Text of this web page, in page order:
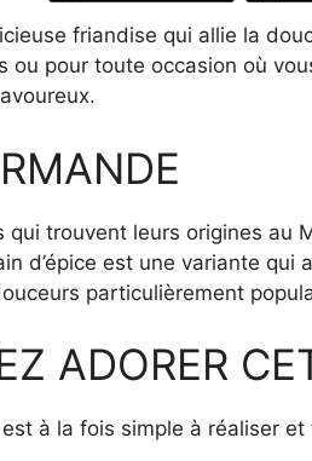
friandise qui allie la
pour toute occasion où
trouvent leurs origines au
d’épice est une variante
particulièrement
ADORER
à la fois simple à réaliser